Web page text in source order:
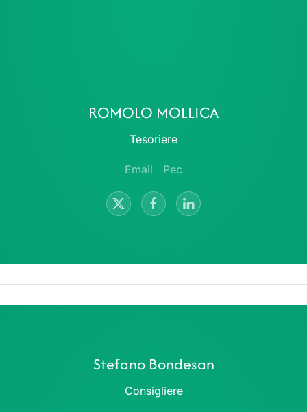
ROMOLO MOLLICA
Tesoriere
Email Pec
Stefano Bondesan
Consigliere